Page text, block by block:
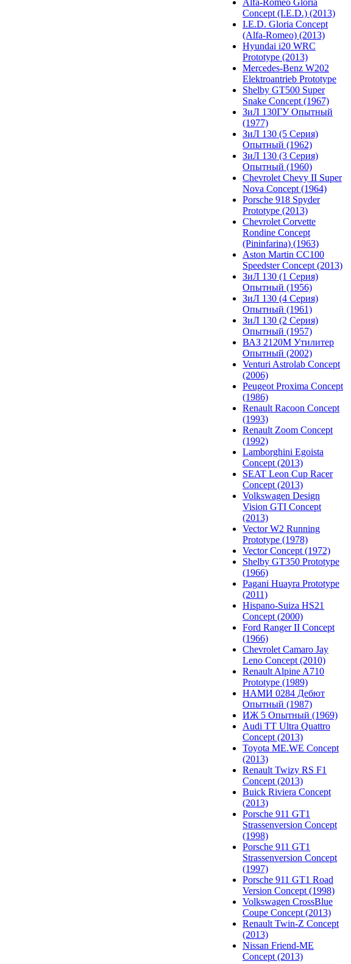
Alfa-Romeo Gloria
Concept (I.E.D.) (2013)
I.E.D. Gloria Concept
(Alfa-Romeo) (2013)
Hyundai i20 WRC
Prototype (2013)
Mercedes-Benz W202
Elektroantrieb Prototype
Shelby GT500 Super
Snake Concept (1967)
ЗиЛ 130ГУ Опытный
(1977)
ЗиЛ 130 (5 Серия)
Опытный (1962)
ЗиЛ 130 (3 Серия)
Опытный (1960)
Chevrolet Chevy II Super
Nova Concept (1964)
Porsche 918 Spyder
Prototype (2013)
Chevrolet Corvette
Rondine Concept
(Pininfarina) (1963)
Aston Martin CC100
Speedster Concept (2013)
ЗиЛ 130 (1 Серия)
Опытный (1956)
ЗиЛ 130 (4 Серия)
Опытный (1961)
ЗиЛ 130 (2 Серия)
Опытный (1957)
ВАЗ 2120М Утилитер
Опытный (2002)
Venturi Astrolab Concept
(2006)
Peugeot Proxima Concept
(1986)
Renault Racoon Concept
(1993)
Renault Zoom Concept
(1992)
Lamborghini Egoista
Concept (2013)
SEAT Leon Cup Racer
Concept (2013)
Volkswagen Design
Vision GTI Concept
(2013)
Vector W2 Running
Prototype (1978)
Vector Concept (1972)
Shelby GT350 Prototype
(1966)
Pagani Huayra Prototype
(2011)
Hispano-Suiza HS21
Concept (2000)
Ford Ranger II Concept
(1966)
Chevrolet Camaro Jay
Leno Concept (2010)
Renault Alpine A710
Prototype (1989)
НАМИ 0284 Дебют
Опытный (1987)
ИЖ 5 Опытный (1969)
Audi TT Ultra Quattro
Concept (2013)
Toyota ME.WE Concept
(2013)
Renault Twizy RS F1
Concept (2013)
Buick Riviera Concept
(2013)
Porsche 911 GT1
Strassenversion Concept
(1998)
Porsche 911 GT1
Strassenversion Concept
(1997)
Porsche 911 GT1 Road
Version Concept (1998)
Volkswagen CrossBlue
Coupe Concept (2013)
Renault Twin-Z Concept
(2013)
Nissan Friend-ME
Concept (2013)